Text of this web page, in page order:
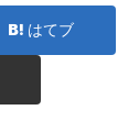
はてブ